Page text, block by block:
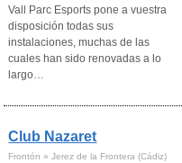
Vall Parc Esports pone a vuestra
disposición todas sus
instalaciones, muchas de las
cuales han sido renovadas a lo
largo…
Club Nazaret
Frontón » Jerez de la Frontera (Cádiz)